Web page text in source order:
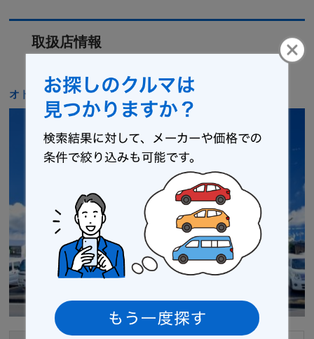
取扱店情報
オトロン 鹿沼インター店